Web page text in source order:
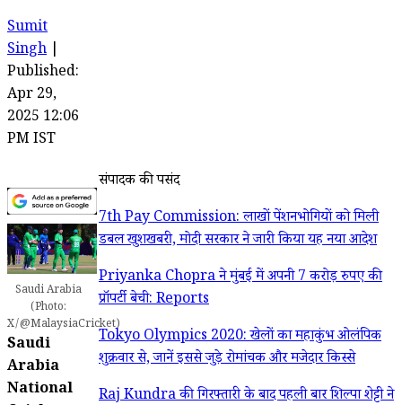
Sumit
Singh
Published:
Apr 29,
2025 12:06
PM IST
Saudi Arabia
(Photo:
X/@MalaysiaCricket)
Saudi
Arabia
National
संपादक की पसंद
7th Pay Commission: लाखों पेंशनभोगियों को मिली
डबल खुशखबरी, मोदी सरकार ने जारी किया यह नया आदेश
Priyanka Chopra ने मुंबई में अपनी 7 करोड़ रुपए की
प्रॉपर्टी बेची: Reports
Tokyo Olympics 2020: खेलों का महाकुंभ ओलंपिक
शुक्रवार से, जानें इससे जुड़े रोमांचक और मजेदार किस्से
Raj Kundra की गिरफ्तारी के बाद पहली बार शिल्पा शेट्टी ने